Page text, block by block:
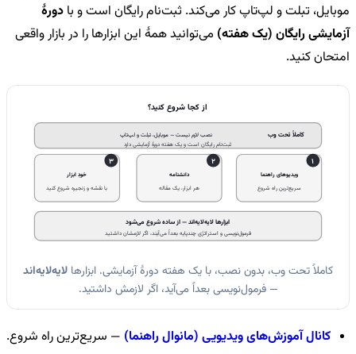
موبایل، تبلت و لپ‌تاپ کار می‌کند. ثبت‌نام رایگان است و با دورهٔ
آزمایشی رایگان (یک هفته) می‌توانید همهٔ این ابزارها را در بازار واقعی
امتحان کنید.
از کجا شروع کنید؟
کاملاً تحت وب نصب لازم نیست — موبایل، تبلت و لپ‌تاپ
ثبت‌نام رایگان است و یک هفته دورهٔ آزمایشی دارد
1
ویدیوهای راهنما
سریع‌ترین راه شروع
2
دانشنامه
هر ابزار، یک مقاله
3
خودِ ابزار
با نقشه و زنجیره شروع کنید
ابزارها لایه‌لایه‌اند — از ساده شروع می‌شود
فرمول‌نویسی و استراتژی چندپایه بعداً می‌آیند، اگر لازمشان داشتید
کاملاً تحت وب، بدون نصب، با یک هفته دورهٔ آزمایشی. ابزارها لایه‌لایه‌اند
— فرمول‌نویسی بعداً می‌آید، اگر لازمش داشتید.
کانال آموزش‌های ویدیویی (مانوال راهنما) — سریع‌ترین راه شروع.